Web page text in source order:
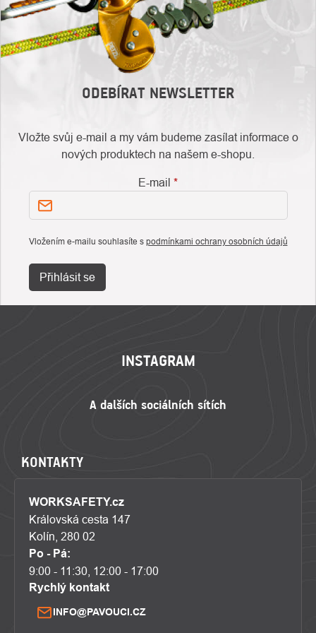
ODEBÍRAT NEWSLETTER
Vložte svůj e-mail a my vám budeme zasílat informace o
nových produktech na našem e-shopu.
E-mail
Vložením e-mailu souhlasíte s podmínkami ochrany osobních údajů
Přihlásit se
INSTAGRAM
KONTAKTY
WORKSAFETY.cz
Královská cesta 147
Kolín, 280 02
Po - Pá:
9:00 - 11:30, 12:00 - 17:00
Rychlý kontakt
INFO@PAVOUCI.CZ